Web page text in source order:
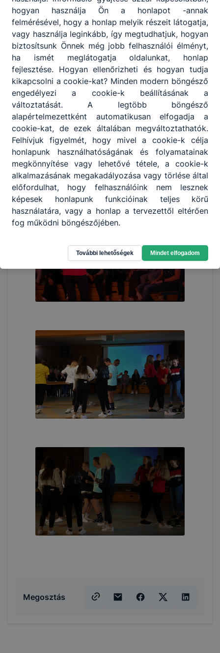
Megosztás
hogyan használja Ön a honlapot -annak
felmérésével, hogy a honlap melyik részeit látogatja,
vagy használja leginkább, így megtudhatjuk, hogyan
biztosítsunk Önnek még jobb felhasználói élményt,
ha ismét meglátogatja oldalunkat, honlap
fejlesztése. Hogyan ellenőrizheti és hogyan tudja
kikapcsolni a cookie-kat? Minden modern böngésző
engedélyezi a cookie-k beállításának a
változtatását. A legtöbb böngésző
alapértelmezettként automatikusan elfogadja a
cookie-kat, de ezek általában megváltoztathatók.
Felhívjuk figyelmét, hogy mivel a cookie-k célja
honlapunk használhatóságának és folyamatainak
megkönnyítése vagy lehetővé tétele, a cookie-k
alkalmazásának megakadályozása vagy törlése által
előfordulhat, hogy felhasználóink nem lesznek
képesek honlapunk funkcióinak teljes körű
használatára, vagy a honlap a tervezettől eltérően
fog működni böngészőjében.
További lehetőségek Mindet elfogadom